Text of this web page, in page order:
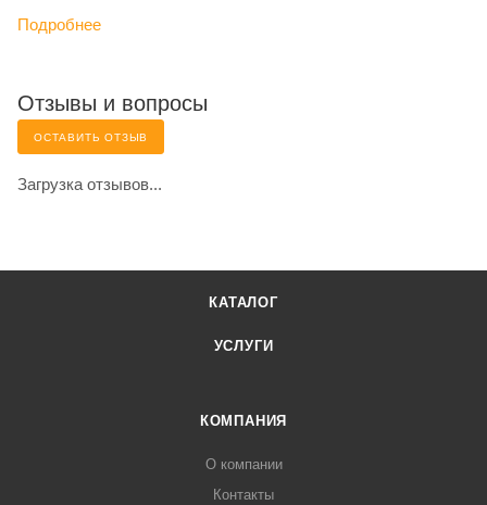
Подробнее
Отзывы и вопросы
ОСТАВИТЬ ОТЗЫВ
Загрузка отзывов...
КАТАЛОГ
УСЛУГИ
КОМПАНИЯ
О компании
Контакты